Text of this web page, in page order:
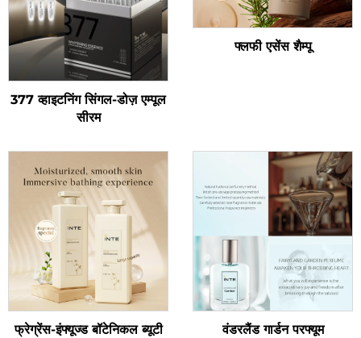
377 व्हाइटनिंग सिंगल-डोज़ एम्पूल
सीरम
फ्लफी एसेंस शैम्पू
फ्रेग्रेंस-इंफ्यूज्ड बॉटेनिकल ब्यूटी
वंडरलैंड गार्डन परफ्यूम